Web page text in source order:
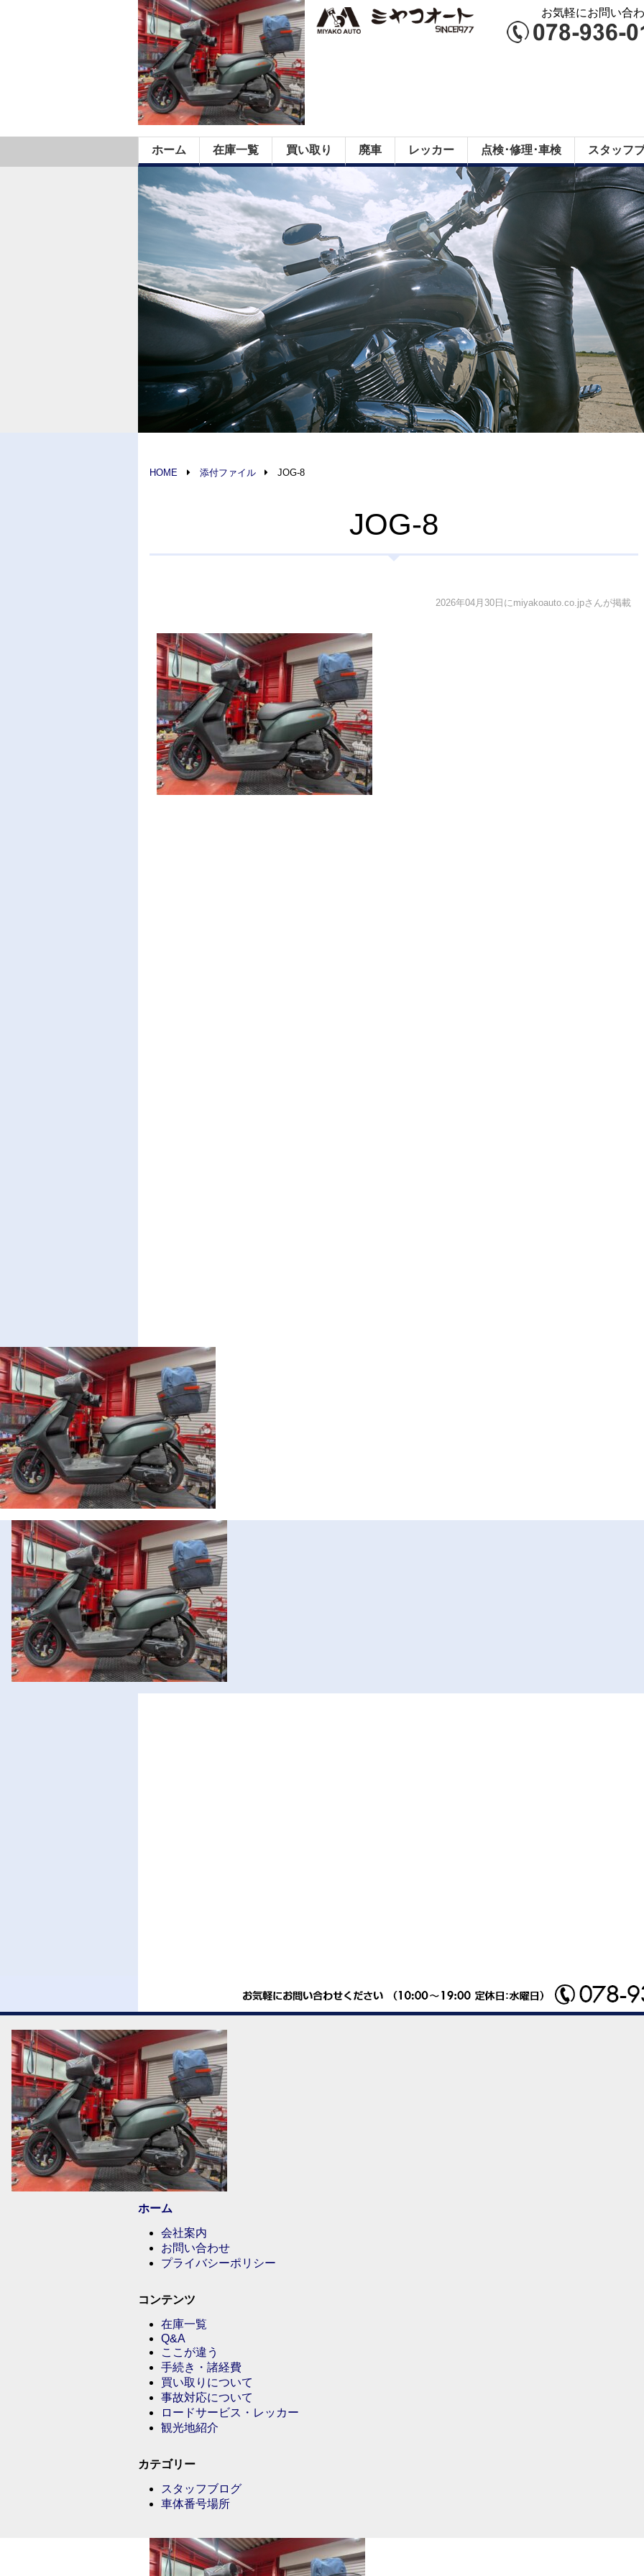
お気軽にお問い合
ホーム 在庫一覧 買い取り 廃車 レッカー 点検･修理･車検 スタッフ
HOME 添付ファイル JOG-8
JOG-8
2026年04月30日にmiyakoauto.co.jpさんが掲載
ホーム
会社案内
お問い合わせ
プライバシーポリシー
コンテンツ
在庫一覧
Q&A
ここが違う
手続き・諸経費
買い取りについて
事故対応について
ロードサービス・レッカー
観光地紹介
カテゴリー
スタッフブログ
車体番号場所